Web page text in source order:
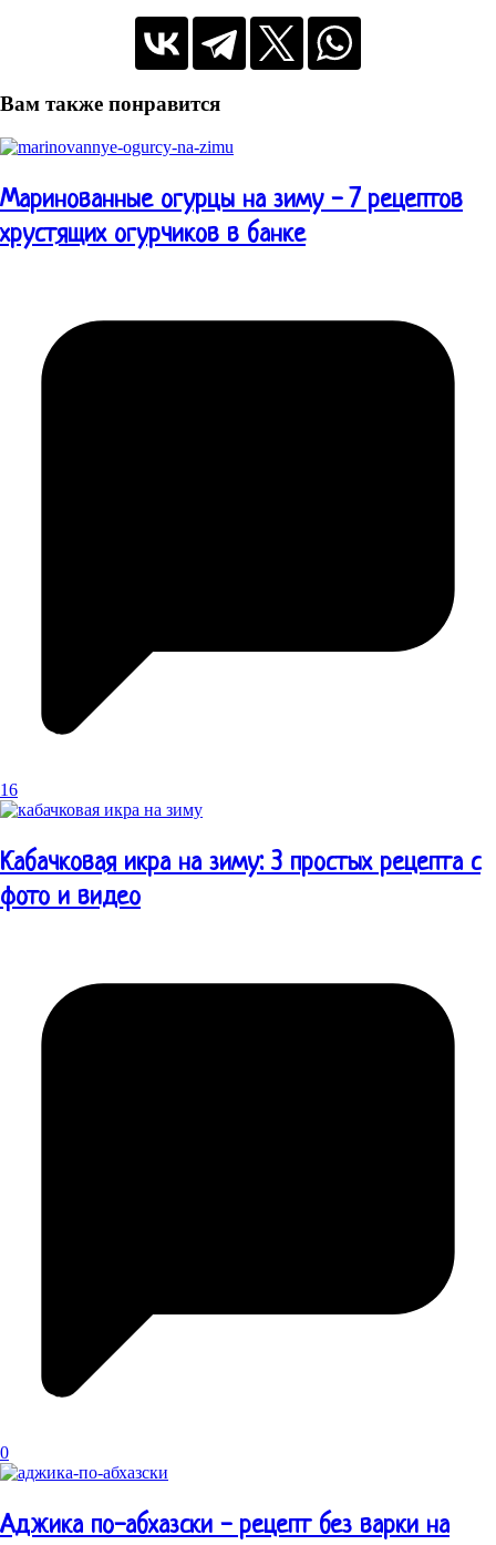
Вам также понравится
Маринованные огурцы на зиму - 7 рецептов
хрустящих огурчиков в банке
16
Кабачковая икра на зиму: 3 простых рецепта с
фото и видео
0
Аджика по-абхазски - рецепт без варки на